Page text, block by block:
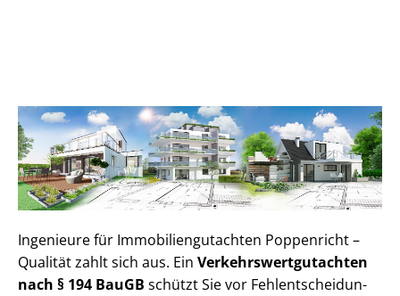
Ingenieure für Im­mo­bi­li­en­gut­ach­ten Poppenricht –
Qualität zahlt sich aus. Ein Ver­kehrs­wert­gut­ach­ten
nach § 194 BauGB schützt Sie vor Fehl­ent­schei­dun­